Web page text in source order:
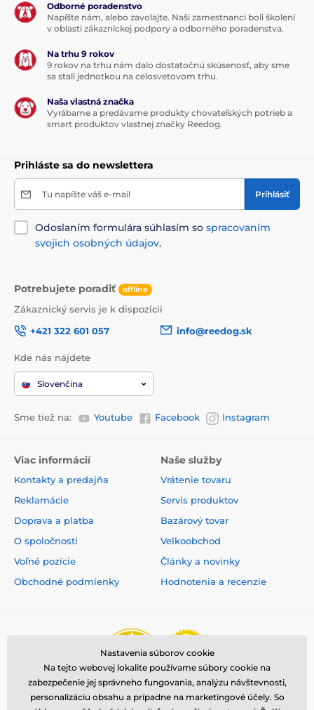
Odborné poradenstvo
Napíšte nám, alebo zavolajte. Naši zamestnanci boli školení
v oblasti zákazníckej podpory a odborného poradenstva.
Na trhu 9 rokov
9 rokov na trhu nám dalo dostatočnú skúsenosť, aby sme
sa stali jednotkou na celosvetovom trhu.
Naša vlastná značka
Vyrábame a predávame produkty chovateľských potrieb a
smart produktov vlastnej značky Reedog.
Prihláste sa do newslettera
Tu napíšte váš e-mail Prihlásiť
Odoslaním formulára súhlasím so spracovaním
svojich osobných údajov.
Potrebujete poradiť offline
Zákaznický servis je k dispozícii
+421 322 601 057
info@reedog.sk
Kde nás nájdete
Slovenčina
Sme tiež na: Youtube Facebook Instagram
Viac informácií
Kontakty a predajňa
Reklamácie
Doprava a platba
O spoločnosti
Voľné pozície
Obchodné podmienky
Naše služby
Vrátenie tovaru
Servis produktov
Bazárový tovar
Velkoobchod
Články a novinky
Hodnotenia a recenzie
Nastavenia súborov cookie
Na tejto webovej lokalite používame súbory cookie na
zabezpečenie jej správneho fungovania, analýzu návštevnosti,
personalizáciu obsahu a prípadne na marketingové účely. So